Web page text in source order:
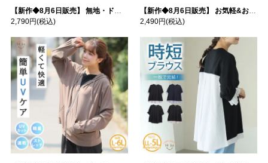
【新作◆8月6日販売】 無地・ドット柄から選べる 忍ばせ 活躍 シアー カーデ | 大きいサイズの通販ならハッピーマリリン
2,790円(税込)
【新作◆8月6日販売】 お気軽&お手軽 選べるデザイン 接触冷感 レイヤード風 コットン トップス | 大きいサイズの通販ならハッピーマリリン
2,490円(税込)